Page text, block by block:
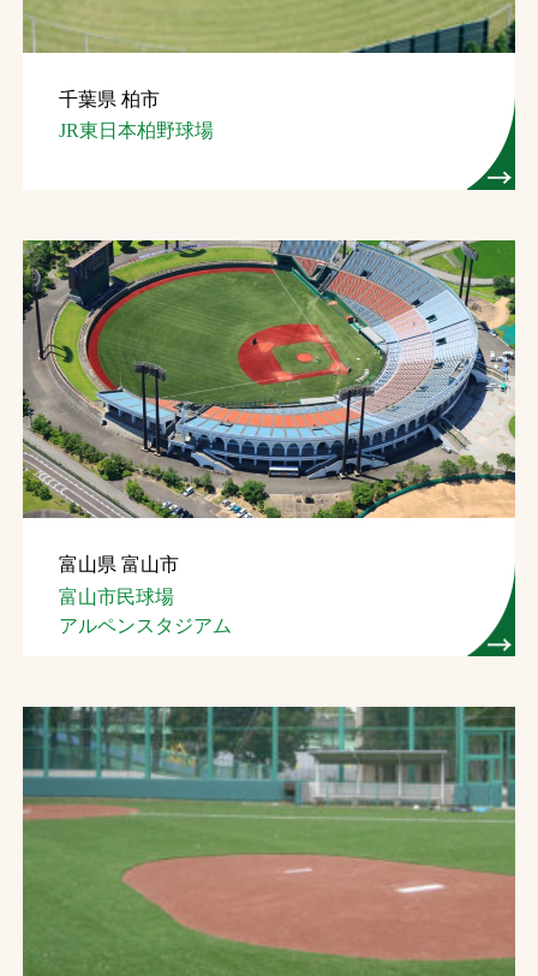
千葉県 柏市
JR東日本柏野球場
富山県 富山市
富山市民球場
アルペンスタジアム